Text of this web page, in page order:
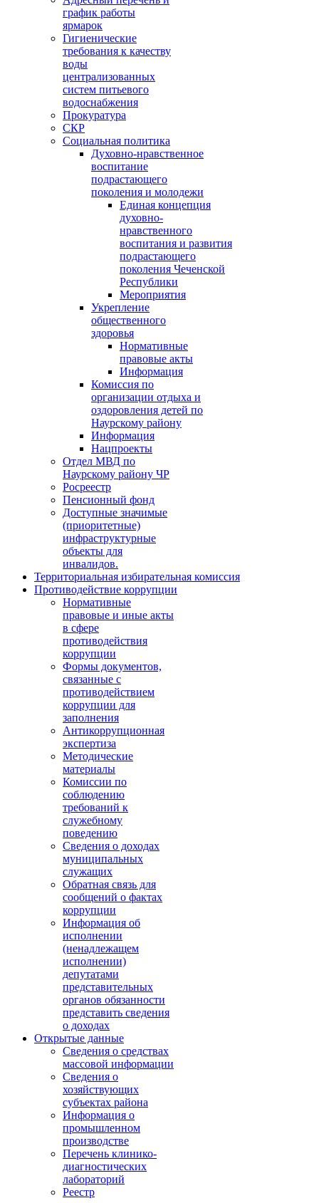
график работы
ярмарок
Гигиенические
требования к качеству
воды
централизованных
систем питьевого
водоснабжения
Прокуратура
СКР
Социальная политика
Духовно-нравственное
воспитание
подрастающего
поколения и молодежи
Единая концепция
духовно-
нравственного
воспитания и развития
подрастающего
поколения Чеченской
Республики
Мероприятия
Укрепление
общественного
здоровья
Нормативные
правовые акты
Информация
Комиссия по
организации отдыха и
оздоровления детей по
Наурскому району
Информация
Нацпроекты
Отдел МВД по
Наурскому району ЧР
Росреестр
Пенсионный фонд
Доступные значимые
(приоритетные)
инфраструктурные
объекты для
инвалидов.
Территориальная избирательная комиссия
Противодействие коррупции
Нормативные
правовые и иные акты
в сфере
противодействия
коррупции
Формы документов,
связанные с
противодействием
коррупции для
заполнения
Антикоррупционная
экспертиза
Методические
материалы
Комиссии по
соблюдению
требований к
служебному
поведению
Сведения о доходах
муниципальных
служащих
Обратная связь для
сообщений о фактах
коррупции
Информация об
исполнении
(ненадлежащем
исполнении)
депутатами
представительных
органов обязанности
представить сведения
о доходах
Открытые данные
Сведения о средствах
массовой информации
Сведения о
хозяйствующих
субъектах района
Информация о
промышленном
производстве
Перечень клинико-
диагностических
лабораторий
Реестр